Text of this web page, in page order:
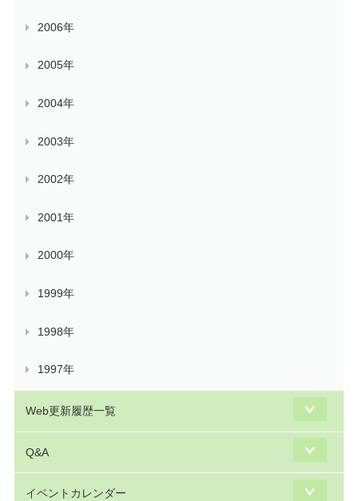
2006年
2005年
2004年
2003年
2002年
2001年
2000年
1999年
1998年
1997年
Web更新履歴一覧
Q&A
イベントカレンダー